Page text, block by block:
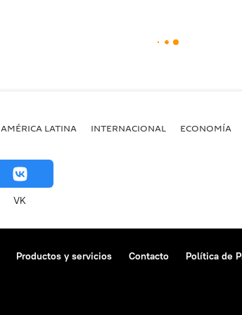
AMÉRICA LATINA INTERNACIONAL ECONOMÍA
VK
Productos y servicios Contacto Política de